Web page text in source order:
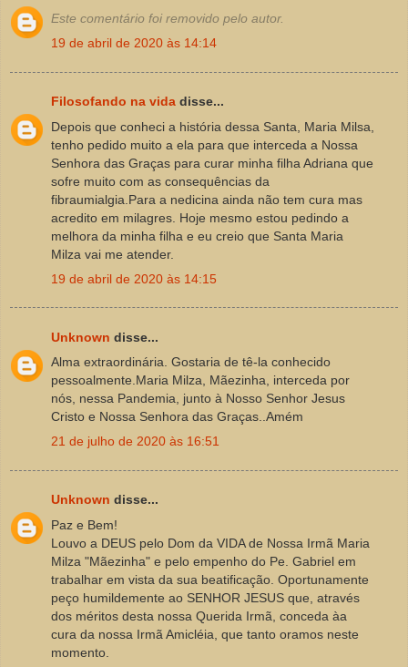
Este comentário foi removido pelo autor.
19 de abril de 2020 às 14:14
Filosofando na vida disse...
Depois que conheci a história dessa Santa, Maria Milsa,
tenho pedido muito a ela para que interceda a Nossa
Senhora das Graças para curar minha filha Adriana que
sofre muito com as consequências da
fibraumialgia.Para a nedicina ainda não tem cura mas
acredito em milagres. Hoje mesmo estou pedindo a
melhora da minha filha e eu creio que Santa Maria
Milza vai me atender.
19 de abril de 2020 às 14:15
Unknown disse...
Alma extraordinária. Gostaria de tê-la conhecido
pessoalmente.Maria Milza, Mãezinha, interceda por
nós, nessa Pandemia, junto à Nosso Senhor Jesus
Cristo e Nossa Senhora das Graças..Amém
21 de julho de 2020 às 16:51
Unknown disse...
Paz e Bem!
Louvo a DEUS pelo Dom da VIDA de Nossa Irmã Maria
Milza "Mãezinha" e pelo empenho do Pe. Gabriel em
trabalhar em vista da sua beatificação. Oportunamente
peço humildemente ao SENHOR JESUS que, através
dos méritos desta nossa Querida Irmã, conceda àa
cura da nossa Irmã Amicléia, que tanto oramos neste
momento.